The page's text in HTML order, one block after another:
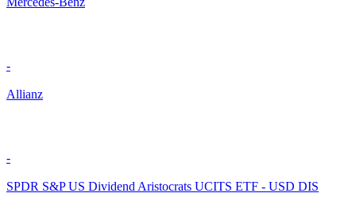
-
Allianz
-
SPDR S&P US Dividend Aristocrats UCITS ETF - USD DIS